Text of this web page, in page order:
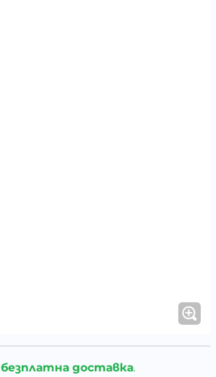
безплатна доставка.